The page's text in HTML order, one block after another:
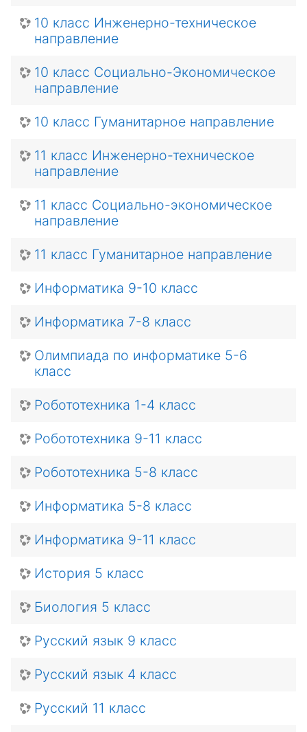
10 класс Инженерно-техническое
направление
10 класс Социально-Экономическое
направление
10 класс Гуманитарное направление
11 класс Инженерно-техническое
направление
11 класс Cоциально-экономическое
направление
11 класс Гуманитарное направление
Информатика 9-10 класс
Информатика 7-8 класс
Олимпиада по информатике 5-6
класс
Робототехника 1-4 класс
Робототехника 9-11 класс
Робототехника 5-8 класс
Информатика 5-8 класс
Информатика 9-11 класс
История 5 класс
Биология 5 класс
Русский язык 9 класс
Русский язык 4 класс
Русский 11 класс